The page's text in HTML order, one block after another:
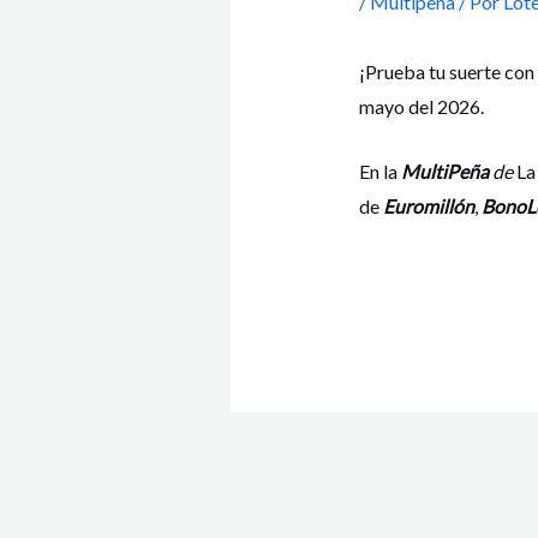
¡Prueba tu suerte
mayo del 2026.
En la MultiPeñade
de Euromillón,